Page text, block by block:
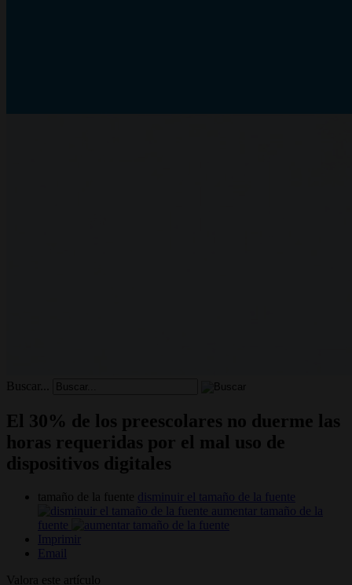
Buscar...
El 30% de los preescolares no duerme las
horas requeridas por el mal uso de
dispositivos digitales
tamaño de la fuente disminuir el tamaño de la fuente
aumentar tamaño de la
fuente
Imprimir
Email
Valora este artículo